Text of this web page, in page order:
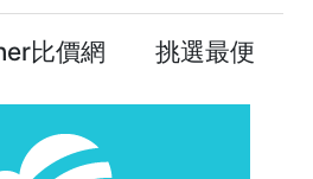
比價網 挑選最便